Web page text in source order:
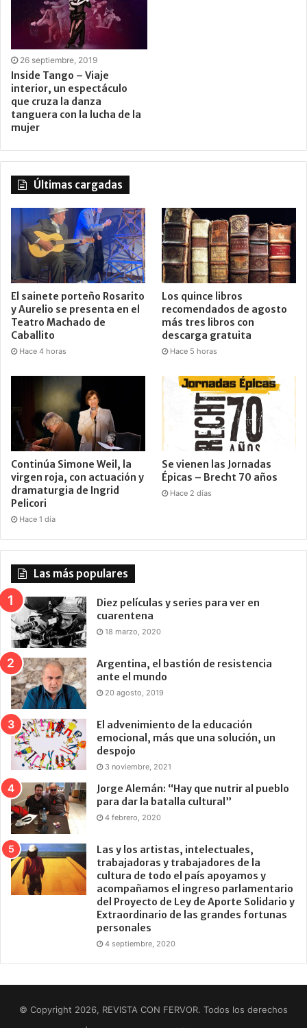
26 septiembre, 2019
Inside Tango – Viaje
interior, un espectáculo
que cruza la danza
tanguera con la lucha de la
mujer
Últimas cargadas
El sainete porteño Rosarito
y Aurelio se presenta en el
Teatro Machado de
Caballito
Hace 4 horas
Los quince libros
recomendados de agosto
más tres libros con
descarga gratuita
Hace 5 horas
Continúa Simone Weil, la
virgen roja, con actuación y
dramaturgia de Ingrid
Pelicori
Hace 1 día
Se vienen las Jornadas
Épicas – Brecht 70 años
Hace 2 días
Las más populares
Diez películas y series para ver en
cuarentena
18 marzo, 2020
Argentina, el bastión de resistencia
ante el mundo
20 agosto, 2019
El advenimiento de la educación
emocional, más que una solución, un
despojo
3 noviembre, 2021
Jorge Alemán: “Hay que nutrir al pueblo
para dar la batalla cultural”
4 febrero, 2020
Las y los artistas, intelectuales,
trabajadoras y trabajadores de la
cultura de todo el país apoyamos y
acompañamos el ingreso parlamentario
del Proyecto de Ley de Aporte Solidario y
Extraordinario de las grandes fortunas
personales
4 septiembre, 2020
© Copyright 2026, REVISTA CON FERVOR. Todos los derechos